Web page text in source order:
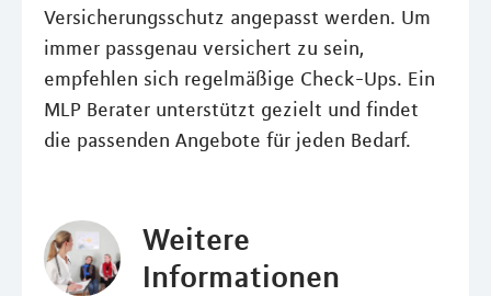
Versicherungsschutz angepasst werden. Um
immer passgenau versichert zu sein,
empfehlen sich regelmäßige Check-Ups. Ein
MLP Berater unterstützt gezielt und findet
die passenden Angebote für jeden Bedarf.
Weitere
Informationen